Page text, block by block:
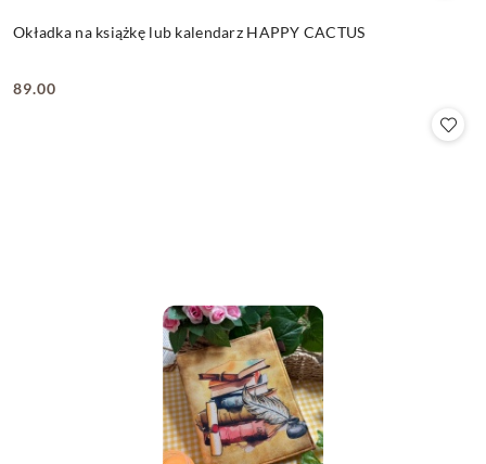
Okładka na książkę lub kalendarz HAPPY CACTUS
Cena:
89.00